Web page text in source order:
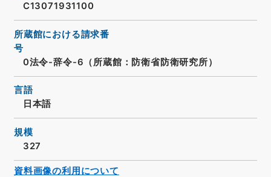
C13071931100
所蔵館における請求番
号
0法令-辞令-6（所蔵館：防衛省防衛研究所）
言語
日本語
規模
327
資料画像の利用について